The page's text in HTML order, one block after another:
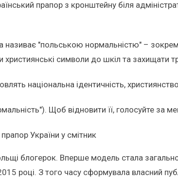
прапор з кронштейну біля
"польською нормальністю" –
символи до шкіл та захищати
національна ідентичність,
Щоб відновити її, голосуйте за
України у смітник
блогерок. Вперше модель стала
році. З того часу сформувала власний